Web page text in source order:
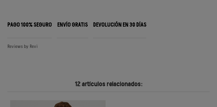
PAGO 100% SEGURO ENVÍO GRATIS DEVOLUCIÓN EN 30 DÍAS
Reviews by Revi
12 artículos relacionados: